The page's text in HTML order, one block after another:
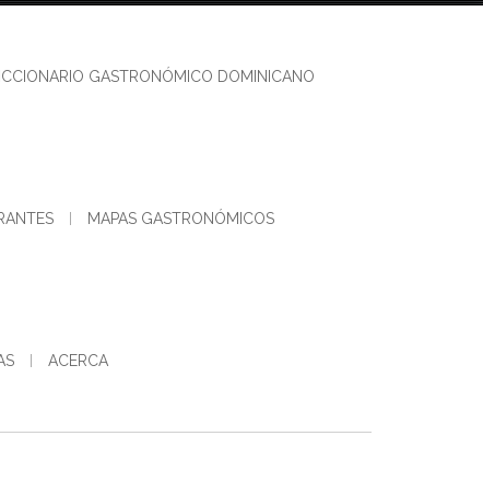
GASTRONÓMICO DOMINICANO
MAPAS GASTRONÓMICOS
ACERCA